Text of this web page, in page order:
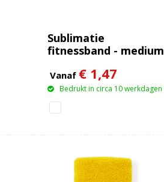
Sublimatie
fitnessband - medium
Vanaf € 1,47
Bedrukt in circa 10 werkdagen